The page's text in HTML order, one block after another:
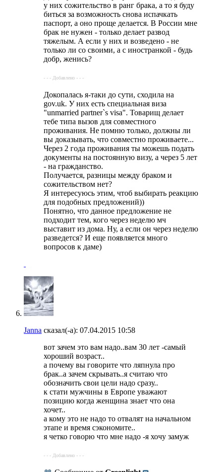
у них сожительство в ранг брака, а то я буду
биться за возможность снова испачкать
паспорт, а оно проще делается. В России мне
брак не нужен - только делает развод
тяжелым. А если у них и возведено - не
только ли со своими, а с иностранкой - будь
добр, женись?
- - - Добавлено - - -
Докопалась я-таки до сути, сходила на
gov.uk. У них есть специальная виза
"unmarried partner`s visa". Товарищ делает
тебе типа вызов для совместного
проживания. Не помню только, должны ли
вы доказывать, что совместно проживаете...
Через 2 года проживания ты можешь подать
документы на постоянную визу, а через 5 лет
- на гражданство.
Получается, разницы между браком и
сожительством нет?
Я интересуюсь этим, чтоб выбирать реакцию
для подобных предложений))
Понятно, что данное предложение не
подходит тем, кого через неделю мч
выставит из дома. Ну, а если он через неделю
разведется? И еще появляется много
вопросов к даме)
Janna сказал(-а): 07.04.2015 10:58
вот зачем это вам надо..вам 30 лет -самый
хороший возраст..
а почему вы говорите что ляпнула про
брак..а зачем скрывать..я считаю что
обозначить свои цели надо сразу..
к стати мужчины в Европе уважают
позицию когда женщина знает что она
хочет..
а кому это не надо то отвалят на начальном
этапе и время сэкономите..
я четко говорю что мне надо -я хочу замуж
- - - Добавлено - - -